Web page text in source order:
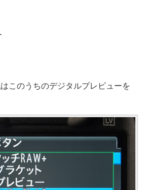
このうちのデジタルプレビューを